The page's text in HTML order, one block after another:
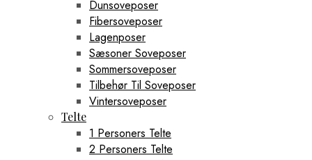
Dunsoveposer
Fibersoveposer
Lagenposer
Sæsoner Soveposer
Sommersoveposer
Tilbehør Til Soveposer
Vintersoveposer
Telte
1 Personers Telte
2 Personers Telte